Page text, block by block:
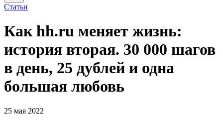
Статьи
Как hh.ru меняет жизнь:
история вторая. 30 000 шагов
в день, 25 дублей и одна
большая любовь
25 мая 2022